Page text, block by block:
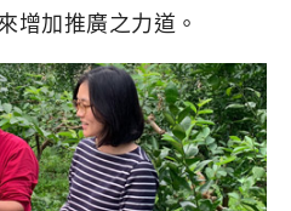
增加推廣之力道。